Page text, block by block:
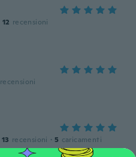
12 recensioni
recensioni
13 recensioni · 5 caricamenti